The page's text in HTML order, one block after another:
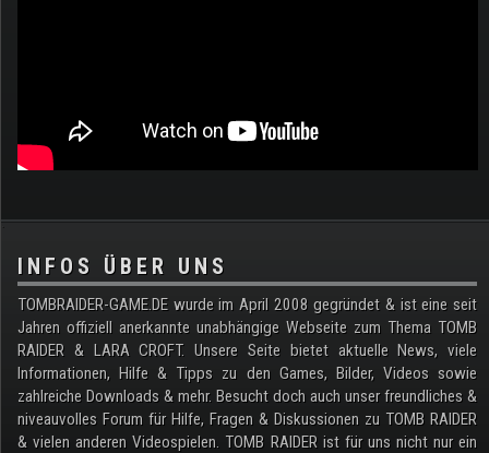
.
INFOS ÜBER UNS
TOMBRAIDER-GAME.DE wurde im April 2008 gegründet & ist eine seit
Jahren offiziell anerkannte unabhängige Webseite zum Thema TOMB
RAIDER & LARA CROFT. Unsere Seite bietet aktuelle News, viele
Informationen, Hilfe & Tipps zu den Games, Bilder, Videos sowie
zahlreiche Downloads & mehr. Besucht doch auch unser freundliches &
niveauvolles Forum für Hilfe, Fragen & Diskussionen zu TOMB RAIDER
& vielen anderen Videospielen. TOMB RAIDER ist für uns nicht nur ein